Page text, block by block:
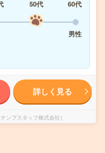
50代
60代
男性
詳しく見る
プスタッフ株式会社）